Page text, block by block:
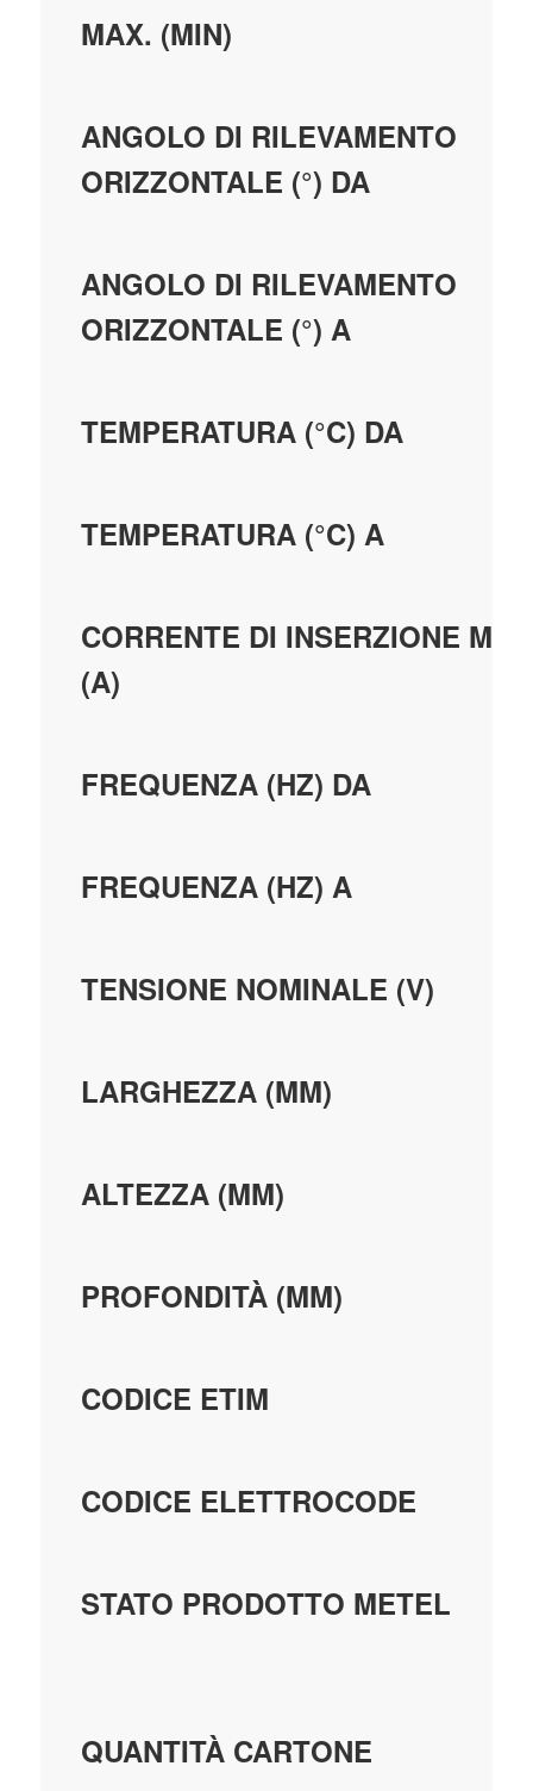
MAX. (MIN)
ANGOLO DI RILEVAMENTO
ORIZZONTALE (°) DA
ANGOLO DI RILEVAMENTO
ORIZZONTALE (°) A
TEMPERATURA (°C) DA
TEMPERATURA (°C) A
CORRENTE DI INSERZIONE
(A)
FREQUENZA (HZ) DA
FREQUENZA (HZ) A
TENSIONE NOMINALE (V)
LARGHEZZA (MM)
ALTEZZA (MM)
PROFONDITÀ (MM)
CODICE ETIM
CODICE ELETTROCODE
STATO PRODOTTO METEL
QUANTITÀ CARTONE